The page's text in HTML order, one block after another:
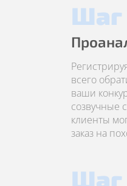
Шаг
всего
ваши
созвучные
клиенты
заказ на
Шаг